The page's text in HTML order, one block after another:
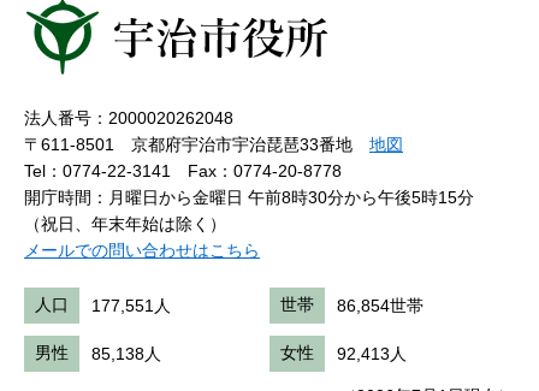
法人番号：2000020262048
〒611-8501 京都府宇治市宇治琵琶33番地 地図
Tel：0774-22-3141
Fax：0774-20-8778
開庁時間：月曜日から金曜日 午前8時30分から午後5時15分
（祝日、年末年始は除く）
メールでの問い合わせはこちら
人口 177,551人 世帯 86,854世帯
男性 85,138人 女性 92,413人